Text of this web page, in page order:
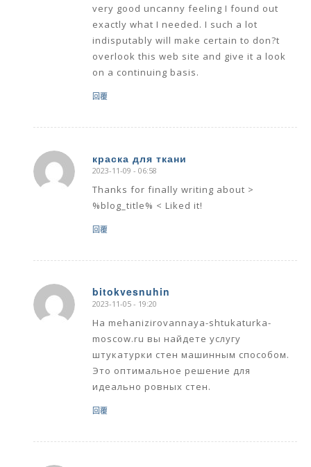
very good uncanny feeling I found out
exactly what I needed. I such a lot
indisputably will make certain to don?t
overlook this web site and give it a look
on a continuing basis.
回覆
краска для ткани
says:
2023-11-09 - 06:58
Thanks for finally writing about >
%blog_title% < Liked it!
回覆
bitokvesnuhin
says:
2023-11-05 - 19:20
На mehanizirovannaya-shtukaturka-
moscow.ru вы найдете услугу
штукатурки стен машинным способом.
Это оптимальное решение для
идеально ровных стен.
回覆